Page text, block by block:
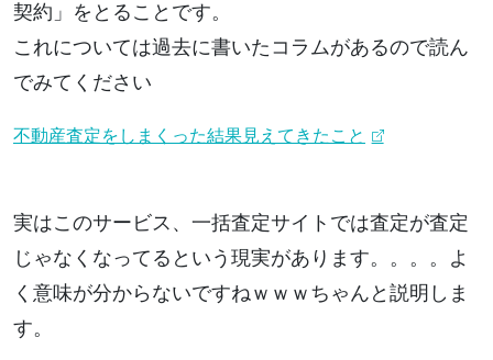
契約」をとることです。
これについては過去に書いたコラムがあるので読ん
でみてください
不動産査定をしまくった結果見えてきたこと
実はこのサービス、一括査定サイトでは査定が査定
じゃなくなってるという現実があります。。。。よ
く意味が分からないですねｗｗｗちゃんと説明しま
す。